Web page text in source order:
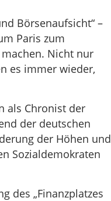
Börsenaufsicht“ –
Paris zum
Nicht nur
es immer wieder,
als Chronist der
der deutschen
der Höhen und
Sozialdemokraten
des „Finanzplatzes